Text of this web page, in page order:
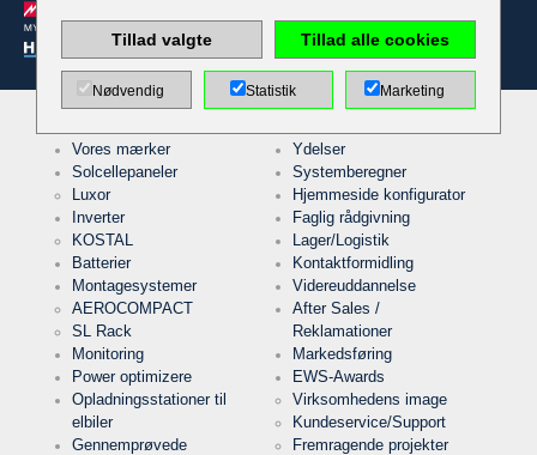
Vores mærker
Solcellepaneler
Luxor
Inverter
KOSTAL
Batterier
Montagesystemer
AEROCOMPACT
SL Rack
Monitoring
Power optimizere
Opladningsstationer til
elbiler
Gennemprøvede
Ydelser
Systemberegner
Hjemmeside konfigurator
Faglig rådgivning
Lager/Logistik
Kontaktformidling
Videreuddannelse
After Sales /
Reklamationer
Markedsføring
EWS-Awards
Virksomhedens image
Kundeservice/Support
Fremragende projekter
Cookie
Udbyder
EWS GmbH
& Co. KG
Formål
Beskyttelse
kontaktformular
Navn
Udløb
Service
Opbevaring
af cookies
Beslutningscookie
Udbyder
Formål
Gemmer
den
Navn
Tillad valgte Tillad alle cookies
Nødvendig Statistik Marketing